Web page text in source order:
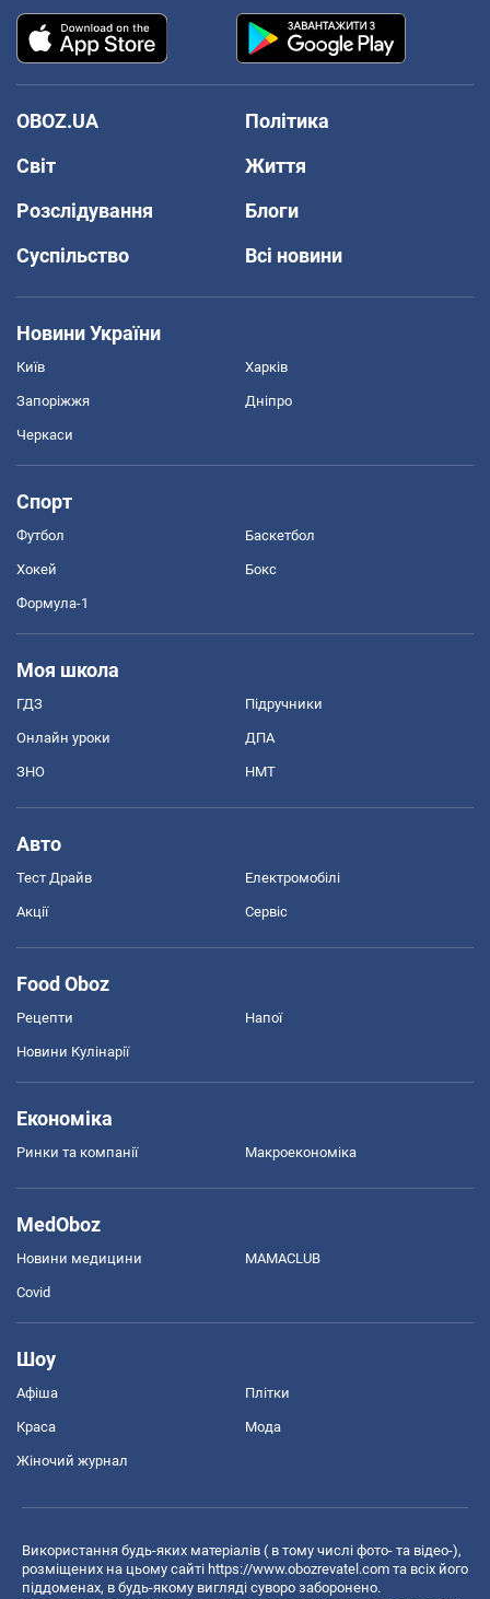
OBOZ.UA
Політика
Світ
Життя
Розслідування
Блоги
Суспільство
Всі новини
Новини України
Київ Харків
Запоріжжя Дніпро
Черкаси
Спорт
Футбол Баскетбол
Хокей Бокс
Формула-1
Моя школа
ГДЗ Підручники
Онлайн уроки ДПА
ЗНО НМТ
Авто
Тест Драйв Електромобілі
Акції Сервіс
Food Oboz
Рецепти Напої
Новини Кулінарії
Економіка
Ринки та компанії Макроекономіка
MedOboz
Новини медицини MAMACLUB
Covid
Шоу
Афіша Плітки
Краса Мода
Жіночий журнал
Використання будь-яких матеріалів ( в тому числі фото- та відео-),
розміщених на цьому сайті https://www.obozrevatel.com та всіх його
піддоменах, в будь-якому вигляді суворо заборонено.